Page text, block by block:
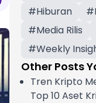
#Hiburan #
#Media Rilis
#Weekly
Other Posts
Tren Kripto
Top 10 Aset